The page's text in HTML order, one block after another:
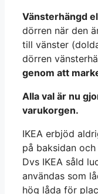
Vänsterhängd
dörren när den
till vänster
dörren
genom att
Alla val är nu
varukorgen.
IKEA erbjöd
på baksidan
Dvs IKEA såld
användas som
hög låda för